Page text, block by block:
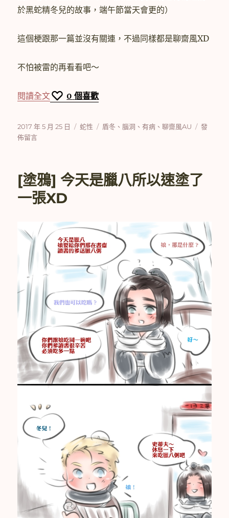
於黑蛇精冬兒的故事，端午節當天會更的）
這個梗跟那一篇並沒有關連，不過同樣都是聊齋風XD
不怕被雷的再看看吧～
閱讀全文〈一個端午節應景盾冬小梗〉
0 個喜歡
發
佈
2017 年 5 月 25 日
分
蛇性
標
盾冬 、腦洞 、有病 、聊齋風AU
在
冬
小
梗〉
發
佈留言
[塗鴉] 今天是臘八所以速塗了
一張XD